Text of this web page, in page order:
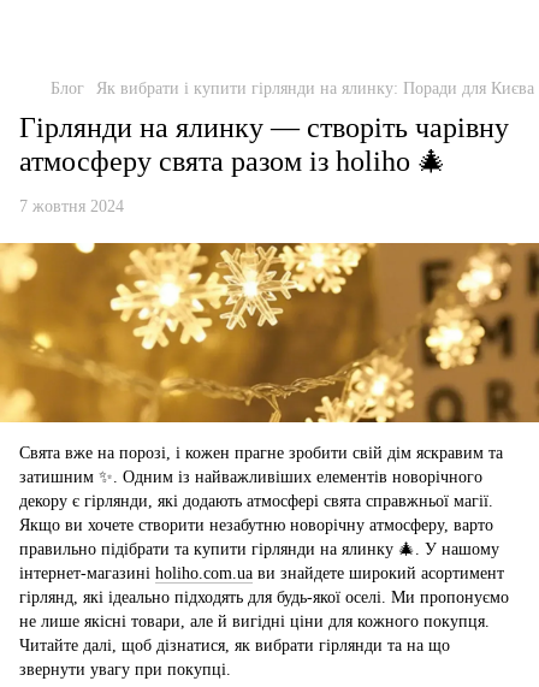
Блог Як вибрати і купити гірлянди на ялинку: Поради для Києва
Гірлянди на ялинку — створіть чарівну
атмосферу свята разом із holiho 🎄
7 жовтня 2024
Свята вже на порозі, і кожен прагне зробити свій дім яскравим та
затишним ✨. Одним із найважливіших елементів новорічного
декору є гірлянди, які додають атмосфері свята справжньої магії.
Якщо ви хочете створити незабутню новорічну атмосферу, варто
правильно підібрати та купити гірлянди на ялинку 🎄. У нашому
інтернет-магазині holiho.com.ua ви знайдете широкий асортимент
гірлянд, які ідеально підходять для будь-якої оселі. Ми пропонуємо
не лише якісні товари, але й вигідні ціни для кожного покупця.
Читайте далі, щоб дізнатися, як вибрати гірлянди та на що
звернути увагу при покупці.